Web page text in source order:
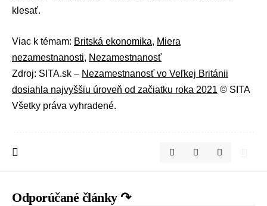
klesať.
Viac k témam: Britská ekonomika, Miera
nezamestnanosti, Nezamestnanosť
Zdroj: SITA.sk – Nezamestnanosť vo Veľkej Británii
dosiahla najvyššiu úroveň od začiatku roka 2021 © SITA
Všetky práva vyhradené.
Odporúčané články ↷